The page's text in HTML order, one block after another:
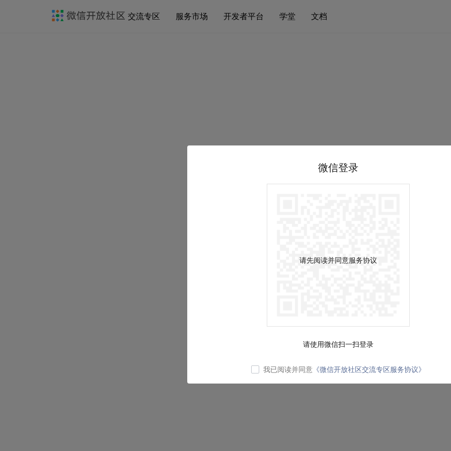
交流专区 服务市场 开发者平台 学堂 文档
微信登录
请先阅读并同意服务协议
请使用微信扫一扫登录
我已阅读并同意 《微信开放社区交流专区服务协议》